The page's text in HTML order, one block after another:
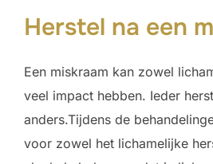
Herstel na een
Een miskraam kan zowel
veel impact hebben. Ieder
anders.Tijdens de
voor zowel het lichamelijke